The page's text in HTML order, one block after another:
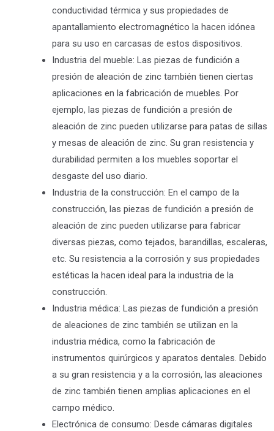
conductividad térmica y sus propiedades de
apantallamiento electromagnético la hacen idónea
para su uso en carcasas de estos dispositivos.
Industria del mueble: Las piezas de fundición a
presión de aleación de zinc también tienen ciertas
aplicaciones en la fabricación de muebles. Por
ejemplo, las piezas de fundición a presión de
aleación de zinc pueden utilizarse para patas de sillas
y mesas de aleación de zinc. Su gran resistencia y
durabilidad permiten a los muebles soportar el
desgaste del uso diario.
Industria de la construcción: En el campo de la
construcción, las piezas de fundición a presión de
aleación de zinc pueden utilizarse para fabricar
diversas piezas, como tejados, barandillas, escaleras,
etc. Su resistencia a la corrosión y sus propiedades
estéticas la hacen ideal para la industria de la
construcción.
Industria médica: Las piezas de fundición a presión
de aleaciones de zinc también se utilizan en la
industria médica, como la fabricación de
instrumentos quirúrgicos y aparatos dentales. Debido
a su gran resistencia y a la corrosión, las aleaciones
de zinc también tienen amplias aplicaciones en el
campo médico.
Electrónica de consumo: Desde cámaras digitales